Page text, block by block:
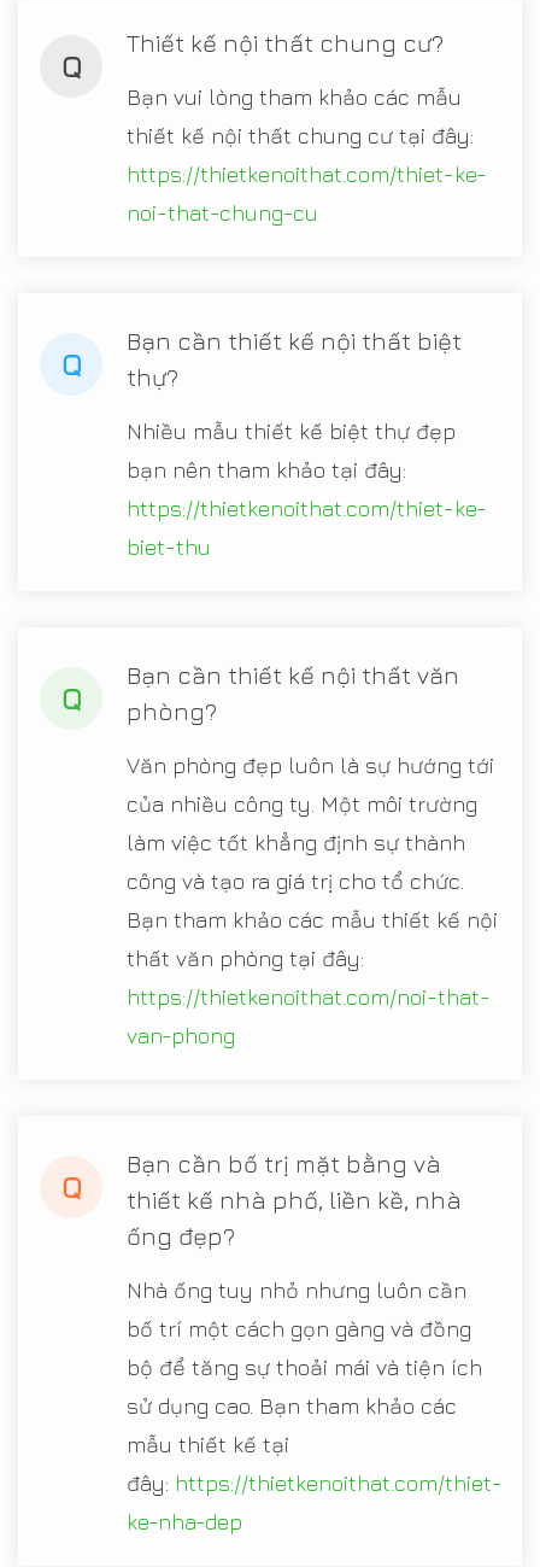
Q
Thiết kế nội thất chung cư?
Bạn vui lòng tham khảo các mẫu
thiết kế nội thất chung cư tại đây:
https://thietkenoithat.com/thiet-ke-
noi-that-chung-cu
Q
Bạn cần thiết kế nội thất biệt
thự?
Nhiều mẫu thiết kế biệt thự đẹp
bạn nên tham khảo tại đây:
https://thietkenoithat.com/thiet-ke-
biet-thu
Q
Bạn cần thiết kế nội thất văn
phòng?
Văn phòng đẹp luôn là sự hướng tới
của nhiều công ty. Một môi trường
làm việc tốt khẳng định sự thành
công và tạo ra giá trị cho tổ chức.
Bạn tham khảo các mẫu thiết kế nội
thất văn phòng tại đây:
https://thietkenoithat.com/noi-that-
van-phong
Q
Bạn cần bố trị mặt bằng và
thiết kế nhà phố, liền kề, nhà
ống đẹp?
Nhà ống tuy nhỏ nhưng luôn cần
bố trí một cách gọn gàng và đồng
bộ để tăng sự thoải mái và tiện ích
sử dụng cao. Bạn tham khảo các
mẫu thiết kế tại
đây: https://thietkenoithat.com/thiet-
ke-nha-dep